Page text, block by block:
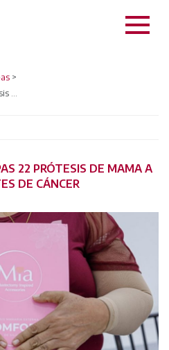
>
22 PRÓTESIS DE MAMA A
DE CÁNCER